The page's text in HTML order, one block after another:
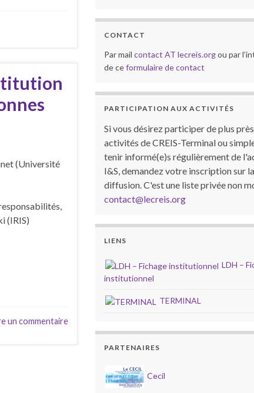
(Université
(IRIS)
un commentaire
CONTACT
Par mail contact AT lecreis.orgou par
de ceformulaire de contact
PARTICIPATION AUX ACTIVITÉS
Si vous désirez participer de plus
activités de CREIS-Terminal ou
tenir informé(e)s régulièrement de
I&S, demandez votre inscription sur
diffusion. C'est une liste privée non
contact@lecreis.org
LIENS
LDH –
institutionnel
TERMINAL
PARTENAIRES
Cecil